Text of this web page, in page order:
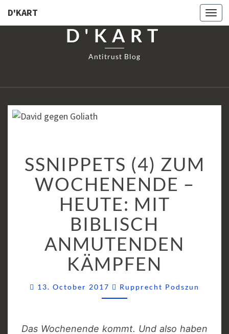
D'KART
D'KART
Antitrust Blog
(4)
ZUM
WOCHENENDE
–
HEUTE:
MIT
BIBLISCH
ANMUTENDEN
KÄMPFEN
SSNIPPETS (4) ZUM
WOCHENENDE –
HEUTE: MIT
BIBLISCH
ANMUTENDEN
KÄMPFEN
13. October 2017 Rupprecht Podszun
Das Wochenende kommt. Und also haben